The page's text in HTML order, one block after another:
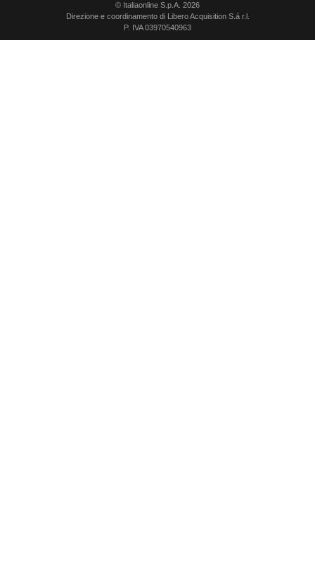
© Italiaonline S.p.A. 2026
Direzione e coordinamento di Libero Acquisition S.á r.l.
P. IVA 03970540963